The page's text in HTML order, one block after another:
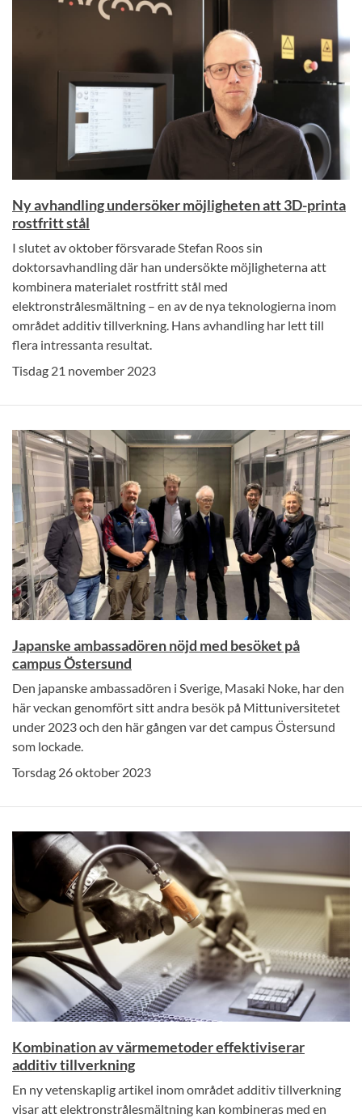
Ny avhandling undersöker möjligheten att 3D-printa
rostfritt stål
I slutet av oktober försvarade Stefan Roos sin
doktorsavhandling där han undersökte möjligheterna att
kombinera materialet rostfritt stål med
elektronstrålesmältning – en av de nya teknologierna inom
området additiv tillverkning. Hans avhandling har lett till
flera intressanta resultat.
Tisdag 21 november 2023
Japanske ambassadören nöjd med besöket på
campus Östersund
Den japanske ambassadören i Sverige, Masaki Noke, har den
här veckan genomfört sitt andra besök på Mittuniversitetet
under 2023 och den här gången var det campus Östersund
som lockade.
Torsdag 26 oktober 2023
Kombination av värmemetoder effektiviserar
additiv tillverkning
En ny vetenskaplig artikel inom området additiv tillverkning
visar att elektronstrålesmältning kan kombineras med en